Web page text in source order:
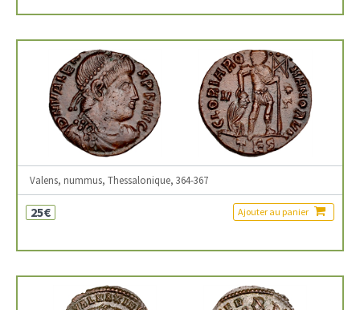
Valens, nummus, Thessalonique, 364-367
25€ Ajouter au panier